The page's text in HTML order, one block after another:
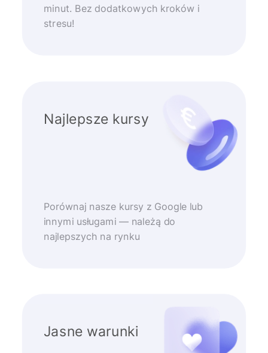
minut. Bez dodatkowych kroków i
stresu!
Najlepsze kursy
Porównaj nasze kursy z Google lub
innymi usługami — należą do
najlepszych na rynku
Jasne warunki